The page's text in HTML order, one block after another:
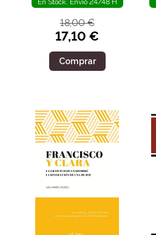
En Stock. Envío 24/48 H
18,00 €
17,10 €
Comprar